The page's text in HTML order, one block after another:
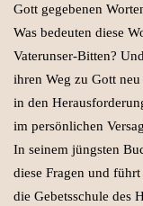
Gott gegebenen
Was bedeuten diese
Vaterunser-Bitten?
ihren Weg zu Gott
in den
im persönlichen
In seinem jüngsten
diese Fragen und
die Gebetsschule des